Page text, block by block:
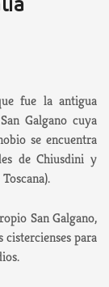
fue la antigua
Galgano cuya
se encuentra
de Chiusdini y
San Galgano,
cistercienses para